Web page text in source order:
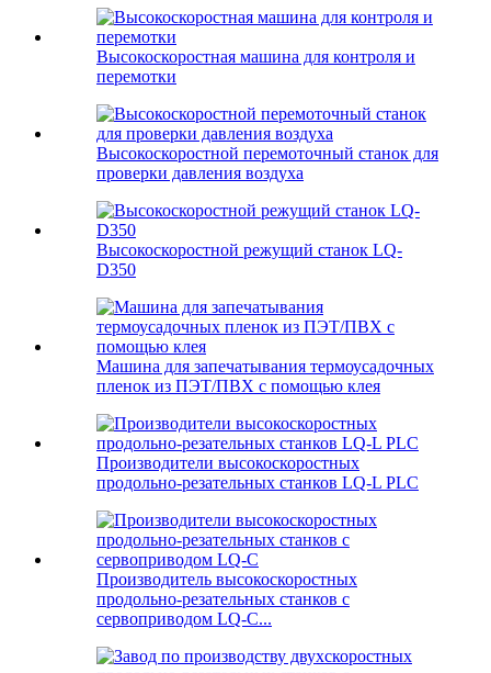
Высокоскоростная машина для контроля и
перемотки
Высокоскоростной перемоточный станок для
проверки давления воздуха
Высокоскоростной режущий станок LQ-
D350
Машина для запечатывания термоусадочных
пленок из ПЭТ/ПВХ с помощью клея
Производители высокоскоростных
продольно-резательных станков LQ-L PLC
Производитель высокоскоростных
продольно-резательных станков с
сервоприводом LQ-C...